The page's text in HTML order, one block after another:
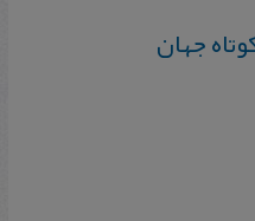
جهان